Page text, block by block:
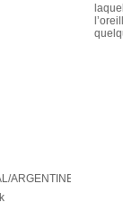
ARGENTINE/